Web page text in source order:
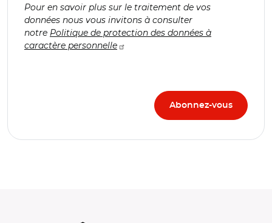
Pour en savoir plus sur le traitement de vos
données nous vous invitons à consulter
notre Politique de protection des données à
caractère personnelle